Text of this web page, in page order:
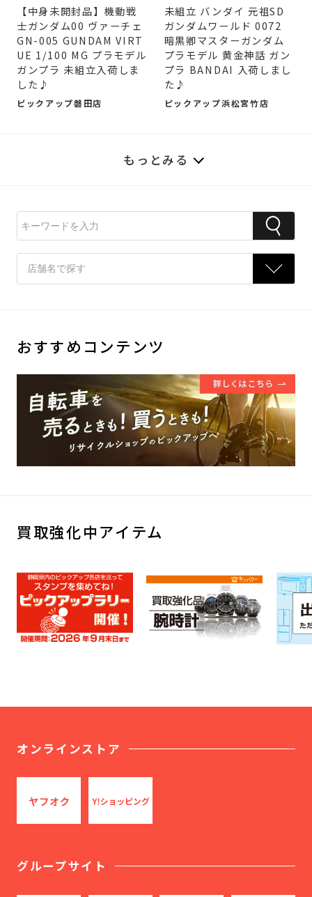
【中身未開封品】機動戦
士ガンダム00 ヴァーチェ
GN-005 GUNDAM VIRT
UE 1/100 MG プラモデル
ガンプラ 未組立入荷しま
した♪
ピックアップ磐田店
未組立 バンダイ 元祖SD
ガンダムワールド 0072
暗黒卿マスターガンダム
プラモデル 黄金神話 ガン
プラ BANDAI 入荷しまし
た♪
ピックアップ浜松宮竹店
もっとみる
おすすめコンテンツ
買取強化中アイテム
オンラインストア
グループサイト